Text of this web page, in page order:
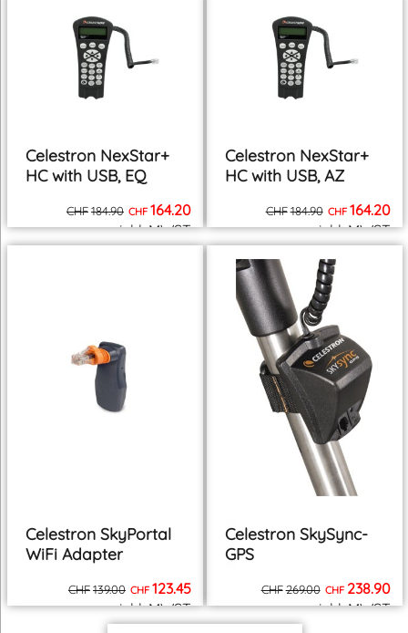
Celestron NexStar+
HC with USB, EQ
CHF184.90 CHF 164.20
inkl. MWST
zzgl. Versand
Celestron NexStar+
HC with USB, AZ
CHF184.90 CHF 164.20
inkl. MWST
zzgl. Versand
Celestron SkyPortal
WiFi Adapter
CHF139.00 CHF 123.45
inkl. MWST
zzgl. Versand
Celestron SkySync-
GPS
CHF269.00 CHF 238.90
inkl. MWST
zzgl. Versand